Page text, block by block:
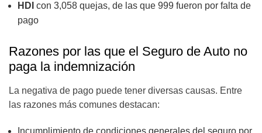
HDI con 3,058 quejas, de las que 999 fueron por falta de
pago
Razones por las que el Seguro de Auto no
paga la indemnización
La negativa de pago puede tener diversas causas. Entre
las razones más comunes destacan:
Incumplimiento de condiciones generales del seguro por